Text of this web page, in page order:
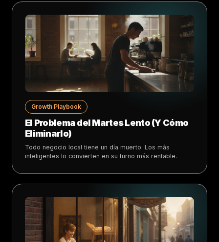
Growth Playbook
El Problema del Martes Lento (Y Cómo
Eliminarlo)
Todo negocio local tiene un día muerto. Los más
inteligentes lo convierten en su turno más rentable.